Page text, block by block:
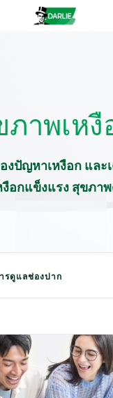
ภาพเหงื
งปัญหาเหงือก และ
งือกแข็งแรง สุขภา
ดูแลช่องปาก
ายใจสดชื่น สำหรั